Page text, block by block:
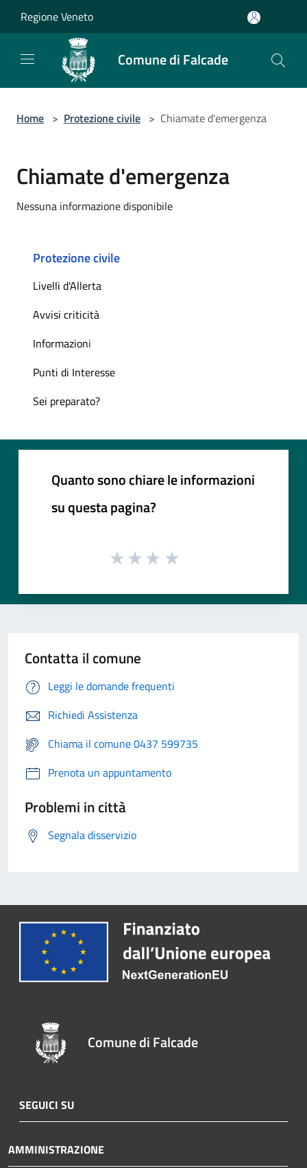
Regione Veneto
Comune di Falcade
Home > Protezione civile > Chiamate d'emergenza
Chiamate d'emergenza
Nessuna informazione disponibile
Protezione civile
Livelli d'Allerta
Avvisi criticità
Informazioni
Punti di Interesse
Sei preparato?
Quanto sono chiare le informazioni
su questa pagina?
Contatta il comune
Leggi le domande frequenti
Richiedi Assistenza
Chiama il comune 0437 599735
Prenota un appuntamento
Problemi in città
Segnala disservizio
Comune di Falcade
SEGUICI SU
AMMINISTRAZIONE